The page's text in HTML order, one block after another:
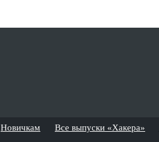
Новичкам Все выпуски «Хакера»